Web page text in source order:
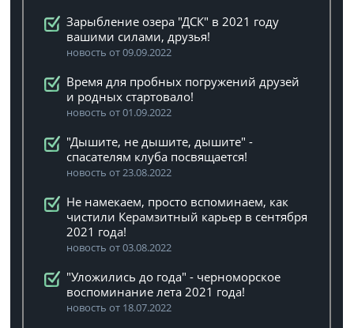
Зарыбление озера "ДСК" в 2021 году
вашими силами, друзья!
новость от 09.09.2022
Время для пробных погружений друзей
и родных стартовало!
новость от 01.09.2022
"Дышите, не дышите, дышите" -
спасателям клуба посвящается!
новость от 23.08.2022
Не намекаем, просто вспоминаем, как
чистили Керамзитный карьер в сентября
2021 года!
новость от 03.08.2022
"Уложились до года" - черноморское
воспоминание лета 2021 года!
новость от 18.07.2022